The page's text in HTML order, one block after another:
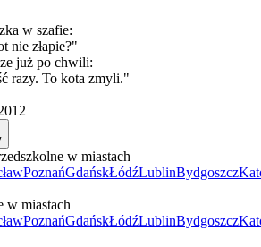
w szafie:
nie złapie?"
już po chwili:
razy. To kota zmyli."
w miastach
PoznańGdańskŁódźLublinBydgoszcz
w miastach
PoznańGdańskŁódźLublinBydgoszcz